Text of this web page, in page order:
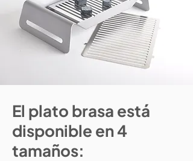
El plato brasa está
disponible en 4
tamaños: